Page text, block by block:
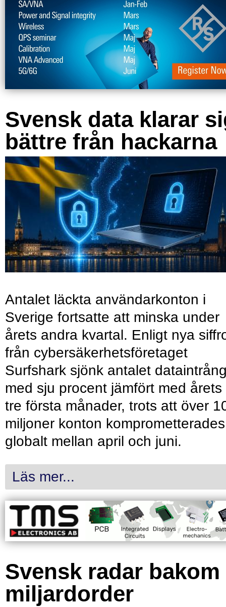
Svensk data klarar
bättre från hackarna
Antalet läckta användarkonton i
Sverige fortsatte att minska under
årets andra kvartal. Enligt nya
från cybersäkerhetsföretaget
Surfshark sjönk antalet
med sju procent jämfört med årets
tre första månader, trots att över
miljoner konton komprometterades
globalt mellan april och juni.
Läs mer...
Svensk radar bakom
miljardorder